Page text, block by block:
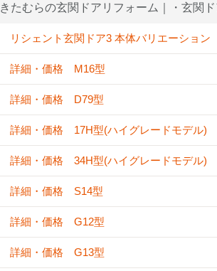
きたむらの玄関ドアリフォーム｜・玄関
リシェント玄関ドア3 本体バリエーション
詳細・価格 M16型
詳細・価格 D79型
詳細・価格 17H型(ハイグレードモデル)
詳細・価格 34H型(ハイグレードモデル)
詳細・価格 S14型
詳細・価格 G12型
詳細・価格 G13型